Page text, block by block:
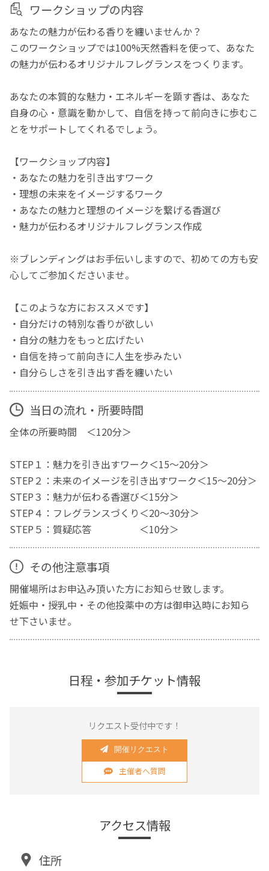
ワークショップの内容
あなたの魅力が伝わる香りを纏いませんか？
このワークショップでは100%天然香料を使って、あなた
の魅力が伝わるオリジナルフレグランスをつくります。
あなたの本質的な魅力・エネルギーを顕す香は、あなた
自身の心・意識を動かして、自信を持って前向きに歩むこ
とをサポートしてくれるでしょう。
【ワークショップ内容】
・あなたの魅力を引き出すワーク
・理想の未来をイメージするワーク
・あなたの魅力と理想のイメージを繋げる香選び
・魅力が伝わるオリジナルフレグランス作成
※ブレンディングはお手伝いしますので、初めての方も安
心してご参加くださいませ。
【このような方におススメです】
・自分だけの特別な香りが欲しい
・自分の魅力をもっと広げたい
・自信を持って前向きに人生を歩みたい
・自分らしさを引き出す香を纏いたい
当日の流れ・所要時間
全体の所要時間 ＜120分＞
STEP１：魅力を引き出すワーク＜15～20分＞
STEP２：未来のイメージを引き出すワーク＜15～20分＞
STEP３：魅力が伝わる香選び＜15分＞
STEP４：フレグランスづくり＜20～30分＞
STEP５：質疑応答 ＜10分＞
その他注意事項
開催場所はお申込み頂いた方にお知らせ致します。
妊娠中・授乳中・その他投薬中の方は御申込時にお知ら
せ下さいませ。
日程・参加チケット情報
リクエスト受付中です！
開催リクエスト
主催者へ質問
アクセス情報
住所